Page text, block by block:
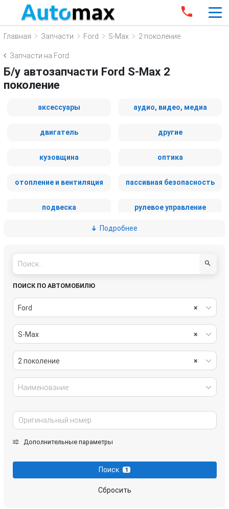
Главная Запчасти Ford S-Max 2 поколение
Запчасти на Ford
Б/у автозапчасти Ford S-Max 2
поколение
аксессуары аудио, видео, медиа
двигатель другие
кузовщина оптика
отопление и вентиляция пассивная безопасность
подвеска рулевое управление
система охлаждения
тормозная система
Подробнее
ПОИСК ПО АВТОМОБИЛЮ
×
Ford
×
S-Max
×
2 поколение
Наименование
Дополнительные параметры
Поиск 1
Сбросить